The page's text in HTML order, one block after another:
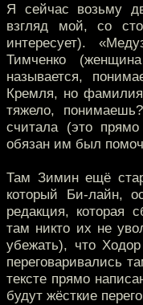
Я сейчас возьму
взгляд мой, со
интересует).
Тимченко
называется,
Кремля, но
тяжело,
считала (это
обязан им был
Там Зимин ещё
который Би-лайн,
редакция, которая
там никто их не
убежать), что
переговаривались
тексте прямо
будут жёсткие